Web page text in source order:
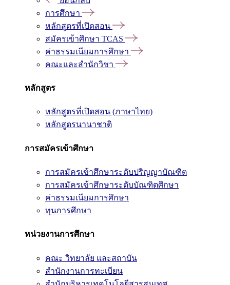
การศึกษา
หลักสูตรที่เปิดสอน
สมัครเข้าศึกษา TCAS
ค่าธรรมเนียมการศึกษา
คณะและสำนักวิชา
หลักสูตร
หลักสูตรที่เปิดสอน (ภาษาไทย)
หลักสูตรนานาชาติ
การสมัครเข้าศึกษา
การสมัครเข้าศึกษาระดับปริญญาบัณฑิต
การสมัครเข้าศึกษาระดับบัณฑิตศึกษา
ค่าธรรมเนียมการศึกษา
ทุนการศึกษา
หน่วยงานการศึกษา
คณะ วิทยาลัย และสถาบัน
สำนักงานการทะเบียน